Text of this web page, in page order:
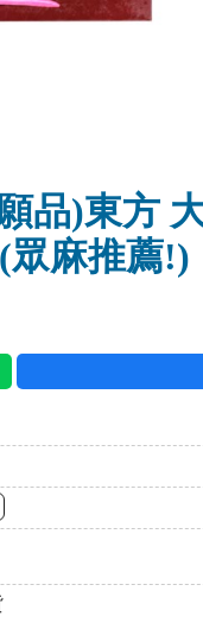
品)東方
眾麻推薦!)